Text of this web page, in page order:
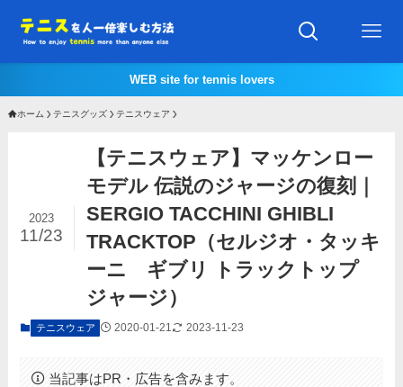
WEB site for tennis lovers
ホーム テニスグッズ テニスウェア
【テニスウェア】マッケンロー
モデル 伝説のジャージの復刻｜
SERGIO TACCHINI GHIBLI
TRACKTOP（セルジオ・タッキ
ーニ ギブリ トラックトップ
ジャージ）
2023
11/23
テニスウェア 2020-01-21 2023-11-23
当記事はPR・広告を含みます。